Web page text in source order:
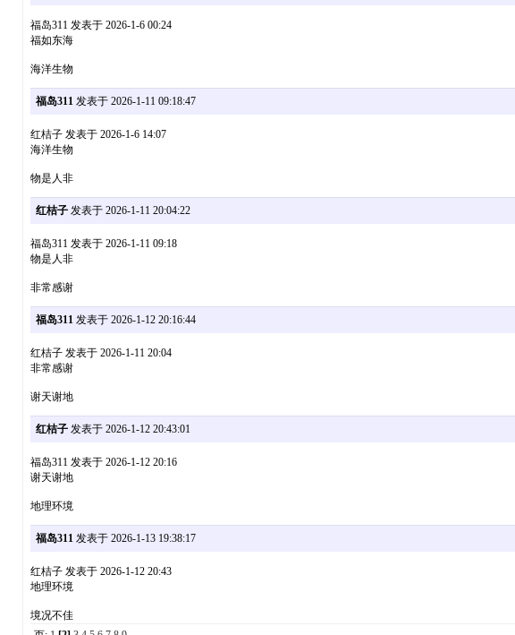
福岛311 发表于 2026-1-6 00:24
福如东海
海洋生物
福岛311发表于 2026-1-11 09:18:47
红桔子 发表于 2026-1-6 14:07
海洋生物
物是人非
红桔子发表于 2026-1-11 20:04:22
福岛311 发表于 2026-1-11 09:18
物是人非
非常感谢
福岛311发表于 2026-1-12 20:16:44
红桔子 发表于 2026-1-11 20:04
非常感谢
谢天谢地
红桔子发表于 2026-1-12 20:43:01
福岛311 发表于 2026-1-12 20:16
谢天谢地
地理环境
福岛311发表于 2026-1-13 19:38:17
红桔子 发表于 2026-1-12 20:43
地理环境
境况不佳